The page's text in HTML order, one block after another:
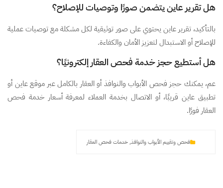
هل تقرير عاين يتضمن صورًا وتوصيات للإصلاح؟
بالتأكيد، تقرير عاين يحتوي على صور توثيقية لكل مشكلة مع توصيات عملية
للإصلاح أو الاستبدال لتعزيز الأمان والكفاءة.
هل أستطيع حجز خدمة فحص العقار إلكترونيًا؟
عم، يمكنك حجز فحص الأبواب والنوافذ أو العقار بالكامل عبر موقع عاين أو
تطبيق عاين قريبًا، أو الاتصال بخدمة العملاء لمعرفة أسعار خدمة فحص
العقار فورًا.
فحص وتقييم الأبواب والنوافذ,خدمات فحص العقار